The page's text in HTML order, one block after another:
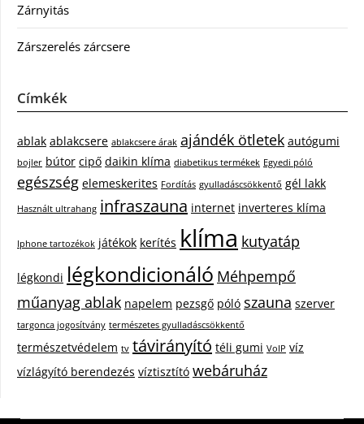
Zárnyitás
Zárszerelés zárcsere
Címkék
ablak ablakcsere ablakcsere árak ajándék ötletek autógumi
bojler bútor cipő daikin klíma diabetikus termékek Egyedi póló
egészség elemeskerites Fordítás gyulladáscsökkentő gél lakk
Használt ultrahang infraszauna internet inverteres klíma
Iphone tartozékok játékok kerítés klíma kutyatáp
légkondi légkondicionáló Méhpempő
műanyag ablak napelem pezsgő póló szauna szerver
targonca jogosítvány természetes gyulladáscsökkentő
természetvédelem tv távirányító téli gumi VoIP víz
vízlágyító berendezés víztisztító webáruház